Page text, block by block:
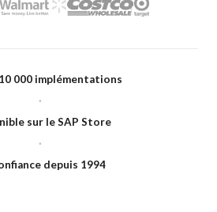
000 implémentations
·
sur le SAP Store
·
depuis 1994